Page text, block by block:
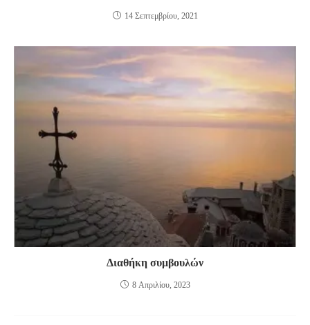
14 Σεπτεμβρίου, 2021
Διαθήκη συμβουλών
8 Απριλίου, 2023